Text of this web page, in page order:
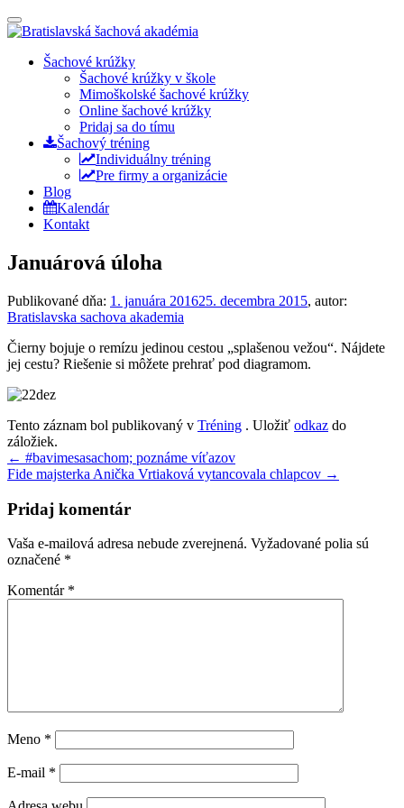
Prepínateľná
navigácia
Prejsť
Šachové krúžky
Šachové krúžky v škole
Mimoškolské šachové krúžky
Online šachové krúžky
Pridaj sa do tímu
Šachový tréning
Individuálny tréning
Pre firmy a organizácie
Blog
Kalendár
Kontakt
Januárová úloha
Publikované dňa: 1. januára 201625. decembra 2015, autor:
Bratislavska sachova akademia
Čierny bojuje o remízu jedinou cestou „splašenou vežou“. Nájdete
jej cestu? Riešenie si môžete prehrať pod diagramom.
Tento záznam bol publikovaný v Tréning . Uložiť odkaz do
záložiek.
Navigácia
v
článku
← #bavimesasachom; poznáme víťazov
Fide majsterka Anička Vrtiaková vytancovala chlapcov →
Pridaj komentár
Vaša e-mailová adresa nebude zverejnená. Vyžadované polia sú
označené *
Komentár *
Meno *
E-mail *